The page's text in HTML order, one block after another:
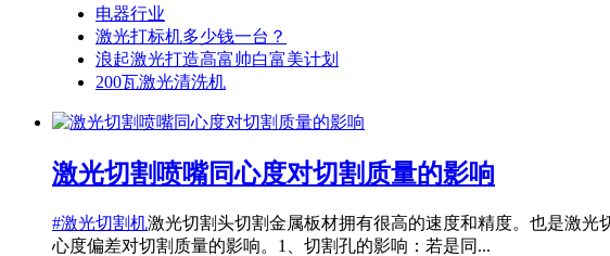
电器行业
激光打标机多少钱一台？
浪起激光打造高富帅白富美计划
200瓦激光清洗机
激光切割喷嘴同心度对切割质量的影响
#激光切割机激光切割头切割金属板材拥有很高的速度和精度。也是激
心度偏差对切割质量的影响。1、切割孔的影响：若是同...